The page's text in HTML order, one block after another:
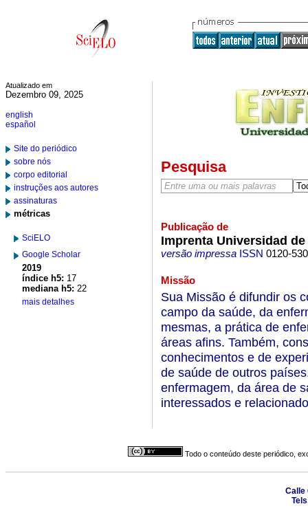
Atualizado em
Dezembro 09, 2025
english
español
Site do periódico
sobre nós
corpo editorial
instruções aos autores
assinaturas
métricas
SciELO
Google Scholar
2019
índice h5: 17
mediana h5: 22
mais detalhes
Pesquisa
Publicação de
Imprenta Universidad
versão impressaISSN 0120-
Missão
Sua Missão é difundir os
campo da saúde, da
mesmas, a prática de
áreas afins. Também,
conhecimentos e de
de saúde de outros
enfermagem, da área de
interessados e
Todo o conteúdo deste periódico,
Calle